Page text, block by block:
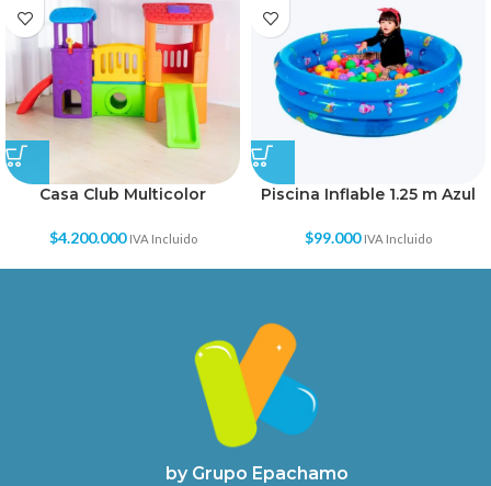
Casa Club Multicolor
$4.200.000 IVA Incluido
Piscina Inflable 1.25 m Azul
$99.000 IVA Incluido
by Grupo Epachamo